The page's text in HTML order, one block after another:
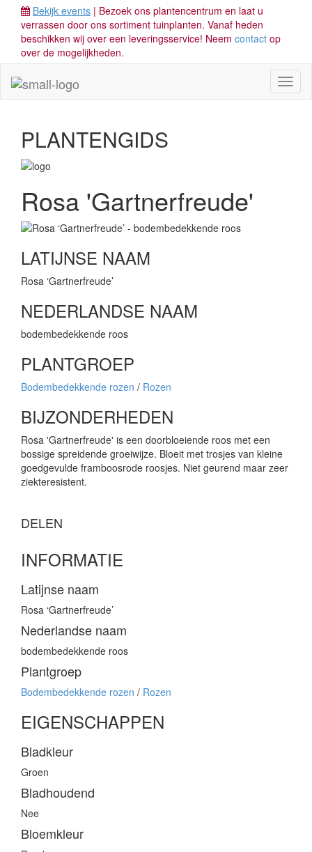
Bekijk events | Bezoek ons plantencentrum en laat u
verrassen door ons sortiment tuinplanten. Vanaf heden
beschikken wij over een leveringsservice! Neem contact op
over de mogelijkheden.
PLANTENGIDS
Rosa 'Gartnerfreude'
LATIJNSE NAAM
Rosa ‘Gartnerfreude’
NEDERLANDSE NAAM
bodembedekkende roos
PLANTGROEP
Bodembedekkende rozen / Rozen
BIJZONDERHEDEN
Rosa 'Gartnerfreude' is een doorbloeiende roos met een
bossige spreidende groeiwijze. Bloeit met trosjes van kleine
goedgevulde framboosrode roosjes. Niet geurend maar zeer
ziekteresistent.
DELEN
INFORMATIE
Latijnse naam
Rosa ‘Gartnerfreude’
Nederlandse naam
bodembedekkende roos
Plantgroep
Bodembedekkende rozen / Rozen
EIGENSCHAPPEN
Bladkleur
Groen
Bladhoudend
Nee
Bloemkleur